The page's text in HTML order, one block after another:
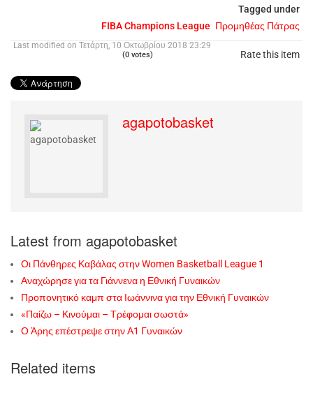
Tagged under
FIBA Champions League Προμηθέας Πάτρας
Rate this item
(0 votes)
Last modified on Τετάρτη, 10 Οκτωβρίου 2018 23:29
agapotobasket
Latest from agapotobasket
Οι Πάνθηρες Καβάλας στην Women Basketball League 1
Αναχώρησε για τα Γιάννενα η Εθνική Γυναικών
Προπονητικό καμπ στα Ιωάννινα για την Εθνική Γυναικών
«Παίζω – Κινούμαι – Τρέφομαι σωστά»
Ο Άρης επέστρεψε στην Α1 Γυναικών
Related items